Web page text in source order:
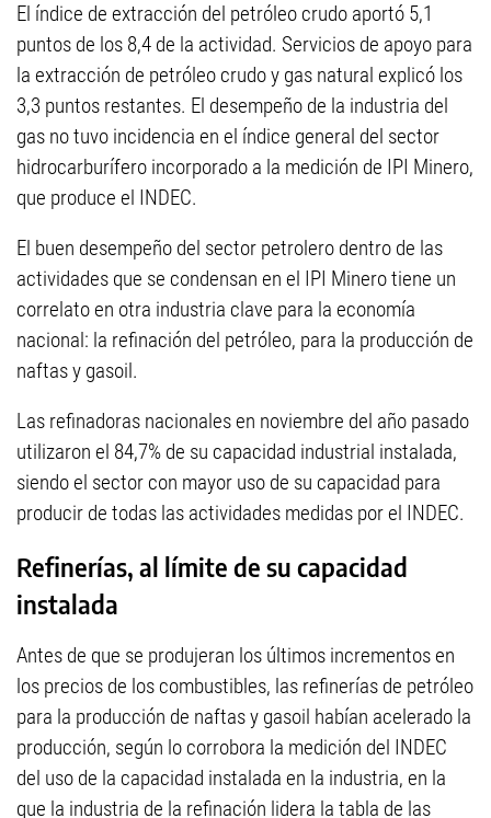
El índice de extracción del petróleo crudo aportó 5,1
puntos de los 8,4 de la actividad. Servicios de apoyo para
la extracción de petróleo crudo y gas natural explicó los
3,3 puntos restantes. El desempeño de la industria del
gas no tuvo incidencia en el índice general del sector
hidrocarburífero incorporado a la medición de IPI Minero,
que produce el INDEC.
El buen desempeño del sector petrolero dentro de las
actividades que se condensan en el IPI Minero tiene un
correlato en otra industria clave para la economía
nacional: la refinación del petróleo, para la producción de
naftas y gasoil.
Las refinadoras nacionales en noviembre del año pasado
utilizaron el 84,7% de su capacidad industrial instalada,
siendo el sector con mayor uso de su capacidad para
producir de todas las actividades medidas por el INDEC.
Refinerías, al límite de su capacidad
instalada
Antes de que se produjeran los últimos incrementos en
los precios de los combustibles, las refinerías de petróleo
para la producción de naftas y gasoil habían acelerado la
producción, según lo corrobora la medición del INDEC
del uso de la capacidad instalada en la industria, en la
que la industria de la refinación lidera la tabla de las